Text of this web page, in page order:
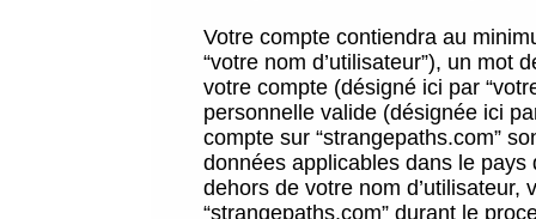
Votre compte contiendra au
“votre nom d’utilisateur”), un mot
votre compte (désigné ici par
personnelle valide (désignée ici
compte sur “strangepaths.com”
données applicables dans le
dehors de votre nom
“strangepaths.com” durant le